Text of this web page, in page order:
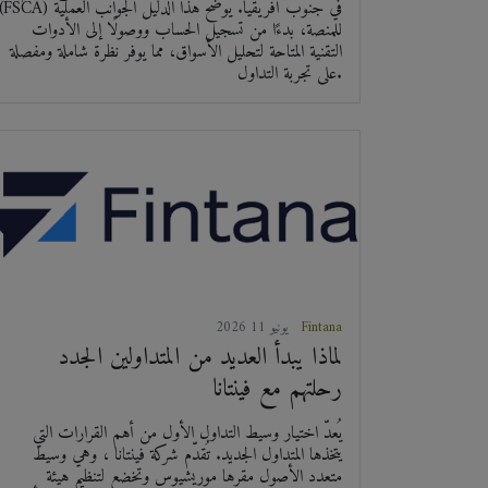
(FSCA) في جنوب أفريقيا. يوضح هذا الدليل الجوانب العملية
للمنصة، بدءًا من تسجيل الحساب ووصولًا إلى الأدوات
التقنية المتاحة لتحليل الأسواق، مما يوفر نظرة شاملة ومفصلة
على تجربة التداول.
2026 يونيو 11 Fintana
لماذا يبدأ العديد من المتداولين الجدد
رحلتهم مع فينتانا
يُعدّ اختيار وسيط التداول الأول من أهم القرارات التي
يتخذها المتداول الجديد. تُقدّم شركة فينتانا ، وهي وسيط
متعدد الأصول مقرها موريشيوس وتخضع لتنظيم هيئة